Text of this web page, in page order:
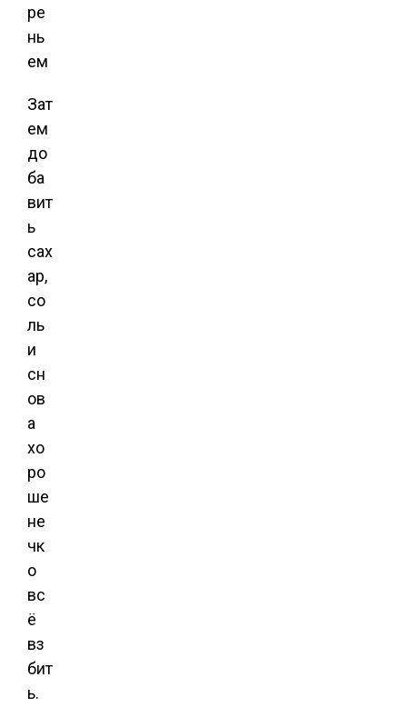
Зат
ем
до
ба
вит
ь
сах
ар,
со
ль
и
сн
ов
а
хо
ро
ше
не
чк
о
вс
ё
вз
бит
ь.